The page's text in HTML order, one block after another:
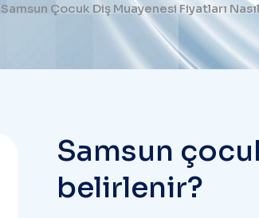
Samsun Çocuk Diş Muayenesi Fiyatları
Samsun çocu
belirlenir?